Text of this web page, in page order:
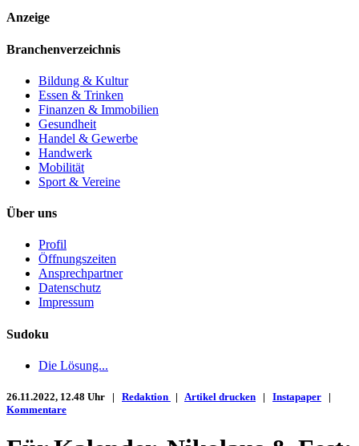
Anzeige
Branchenverzeichnis
Bildung & Kultur
Essen & Trinken
Finanzen & Immobilien
Gesundheit
Handel & Gewerbe
Handwerk
Mobilität
Sport & Vereine
Über uns
Profil
Öffnungszeiten
Ansprechpartner
Datenschutz
Impressum
Sudoku
Die Lösung...
26.11.2022, 12.48 Uhr | Redaktion | Artikel drucken | Instapaper |
Kommentare